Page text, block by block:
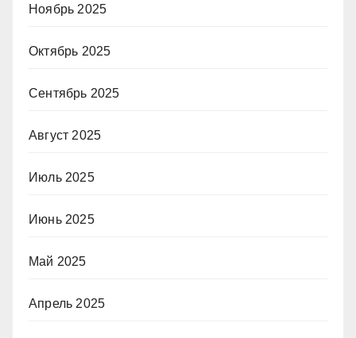
Ноябрь 2025
Октябрь 2025
Сентябрь 2025
Август 2025
Июль 2025
Июнь 2025
Май 2025
Апрель 2025